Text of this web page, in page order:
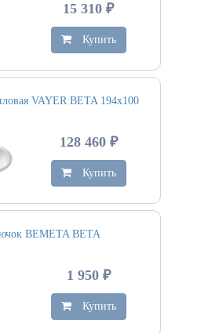
15 310 ₽
Купить
VAYER BETA 194х100
128 460 ₽
Купить
BEMETA BETA
1 950 ₽
Купить